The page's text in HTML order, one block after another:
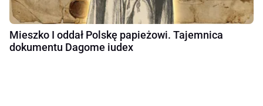
Mieszko I oddał Polskę papieżowi. Tajemnica
dokumentu Dagome iudex